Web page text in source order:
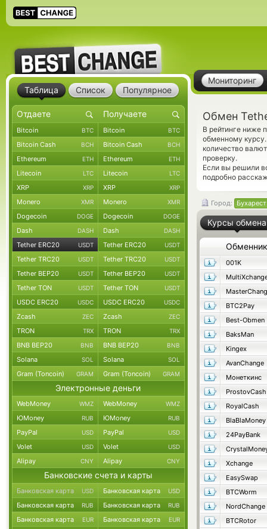
Мониторинг
Обмен
В рейтинге ниже
обменному
количество
проверку.
Если вы решили
подробно
Город: Бухарест
Курсы обмена
Обменник
001K
BTC2Pay
Best-Obmen
BaksMan
Kingex
AvanChange
Монеткинс
ProstovCash
RoyalCash
BlaBlaMoney
24PayBank
Xchange
EasySwap
BTCWorm
NordChange
BTCRotor
Таблица Список Популярное
Bitcoin BTC Bitcoin BTC
Bitcoin Cash BCH Bitcoin Cash BCH
Ethereum ETH Ethereum ETH
Litecoin LTC Litecoin LTC
XRP XRP XRP XRP
Monero XMR Monero XMR
Dogecoin DOGE Dogecoin DOGE
Dash DASH Dash DASH
Tether ERC20 USDT Tether ERC20 USDT
Tether TRC20 USDT Tether TRC20 USDT
Tether BEP20 USDT Tether BEP20 USDT
Tether TON USDT Tether TON USDT
USDC ERC20 USDC USDC ERC20 USDC
Zcash ZEC Zcash ZEC
TRON TRX TRON TRX
BNB BEP20 BNB BNB BEP20 BNB
Solana SOL Solana SOL
Gram (Toncoin) GRAM Gram (Toncoin) GRAM
Электронные деньги
WebMoney WMZ WebMoney WMZ
ЮMoney RUB ЮMoney RUB
PayPal USD PayPal USD
Volet USD Volet USD
Alipay CNY Alipay CNY
Банковские счета и карты
Банковская карта USD Банковская карта USD
Банковская карта RUB Банковская карта RUB
Банковская карта EUR Банковская карта EUR